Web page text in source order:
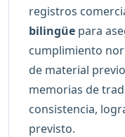
registros
bilingüe para
cumplimiento
de material
memorias de
consistencia,
previsto.